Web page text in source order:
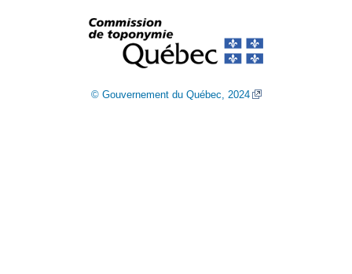
© Gouvernement du Québec, 2024